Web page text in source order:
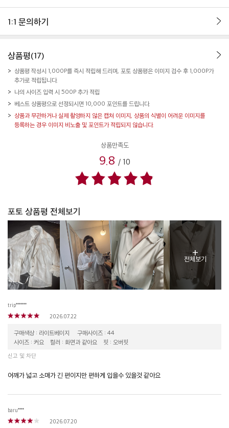
1:1 문의하기
상품평(17)
상품평 작성시 1,000P를 즉시 적립해 드리며, 포토 상품평은 이미지 검수 후 1,000P가
추가로 적립됩니다.
나의 사이즈 입력 시 500P 추가 적립
베스트 상품평으로 선정되시면 10,000 포인트를 드립니다.
상품과 무관하거나 실제 촬영하지 않은 캡쳐 이미지, 상품의 식별이 어려운 이미지를
등록하는 경우 이미지 비노출 및 포인트가 적립되지 않습니다.
상품만족도
9.8 / 10
포토 상품평 전체보기
+
전체보기
trip*******
2026.07.22
구매색상 : 라이트베이지
구매사이즈 : 44
사이즈 : 커요
컬러 : 화면과 같아요 핏 : 오버핏
신고 및 차단
어깨가 넓고 소매가 긴 편이지만 편하게 입을수 있을것 같아요
baru****
2026.07.20